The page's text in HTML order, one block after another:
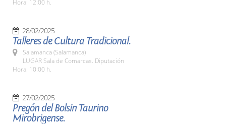
Hora: 12:00 h.
28/02/2025
Talleres de Cultura Tradicional.
Salamanca (Salamanca)
LUGAR Sala de Comarcas. Diputación
Hora: 10:00 h.
27/02/2025
Pregón del Bolsín Taurino
Mirobrigense.